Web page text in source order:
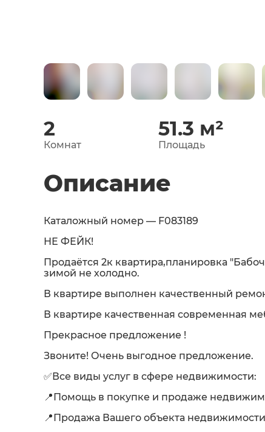
2
Комнат
51.3 м²
Площадь
Описание
Каталожный номер — F083189
НЕ ФЕЙК!
Продаётся 2к квартира,планировка
зимой не холодно.
В квартире выполнен качественный
В квартире качественная современная
Прекрасное предложение !
Звоните! Очень выгодное предложение.
✅Все виды услуг в сфере недвижимости:
📍Помощь в покупке и продаже
📍Продажа Вашего объекта